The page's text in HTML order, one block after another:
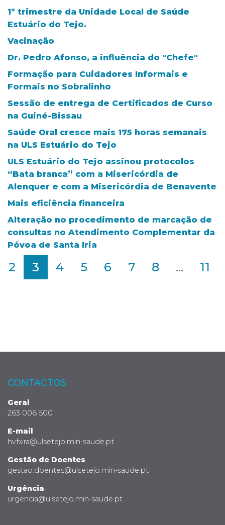
1º trimestre da Unidade Local de Saúde
Estuário do Tejo.
Vacinação
Dr. Pedro Afonso, a influência do "Chefe"
Formação para Cuidadores Informais e
Formais no Sobralinho
Sessão de entrega de Certificados de Curso
na Guiné-Bissau
Saúde Oral cresce mais 175 horas semanais
na ULS Estuário do Tejo
ULS Estuário do Tejo assinou protocolos
“Bata branca” com a Misericórdia de
Alenquer e com a Misericórdia de Benavente
Mais eficiência financeira
Alteração no procedimento de marcação de
consultas no Atendimento Complementar da
Póvoa de Santa Iria
2 3 4 5 6 7 8 ... 11
CONTACTOS
Geral
263 006 500
E-mail
hvfxira@ulsetejo.min-saude.pt
Gestão de Doentes
gestao.doentes@ulsetejo.min-saude.pt
Urgência
urgencia@ulsetejo.min-saude.pt